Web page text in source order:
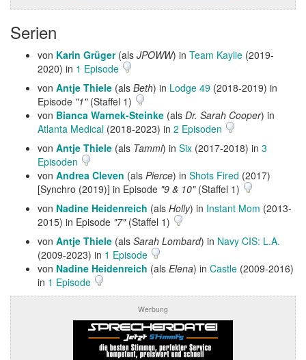
Serien
von Karin Grüger(als JPOWW) in Team Kaylie (2019-
2020) in 1 Episode
von Antje Thiele (als Beth) in Lodge 49 (2018-2019) in
Episode "1"(Staffel 1)
von Bianca Warnek-Steinke (als Dr. Sarah Cooper) in
Atlanta Medical (2018-2023) in 2 Episoden
von Antje Thiele (als Tammi) in Six (2017-2018) in 3
Episoden
von Andrea Cleven (als Pierce) in Shots Fired (2017)
[Synchro (2019)] in Episode "9 & 10"(Staffel 1)
von Nadine Heidenreich (als Holly) in Instant Mom (2013-
2015) in Episode "7"(Staffel 1)
von Antje Thiele (als Sarah Lombard) in Navy CIS: L.A.
(2009-2023) in 1 Episode
von Nadine Heidenreich (als Elena) in Castle (2009-2016)
in 1 Episode
Werbung